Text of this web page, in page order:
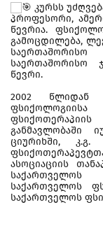
კურსს
პროფესორი,
წევრია.
გამოცდილება,
საერთაშორისო
წევრი.
2002 წლიდან
განმავლობაში
ციურიხში, კ.გ.
ასოციაციის
საქართველოს
საქართველოს
საქართველოს